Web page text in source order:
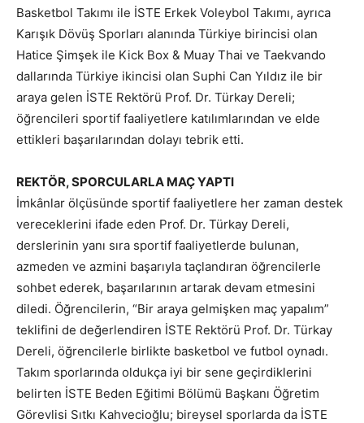
Basketbol Takımı ile İSTE Erkek Voleybol Takımı, ayrıca
Karışık Dövüş Sporları alanında Türkiye birincisi olan
Hatice Şimşek ile Kick Box & Muay Thai ve Taekvando
dallarında Türkiye ikincisi olan Suphi Can Yıldız ile bir
araya gelen İSTE Rektörü Prof. Dr. Türkay Dereli;
öğrencileri sportif faaliyetlere katılımlarından ve elde
ettikleri başarılarından dolayı tebrik etti.
REKTÖR, SPORCULARLA MAÇ YAPTI
İmkânlar ölçüsünde sportif faaliyetlere her zaman destek
vereceklerini ifade eden Prof. Dr. Türkay Dereli,
derslerinin yanı sıra sportif faaliyetlerde bulunan,
azmeden ve azmini başarıyla taçlandıran öğrencilerle
sohbet ederek, başarılarının artarak devam etmesini
diledi. Öğrencilerin, “Bir araya gelmişken maç yapalım”
teklifini de değerlendiren İSTE Rektörü Prof. Dr. Türkay
Dereli, öğrencilerle birlikte basketbol ve futbol oynadı.
Takım sporlarında oldukça iyi bir sene geçirdiklerini
belirten İSTE Beden Eğitimi Bölümü Başkanı Öğretim
Görevlisi Sıtkı Kahvecioğlu; bireysel sporlarda da İSTE